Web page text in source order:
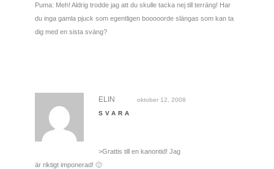
Puma: Meh! Aldrig trodde jag att du skulle tacka nej till terräng! Har
du inga gamla pjuck som egentligen booooorde slängas som kan ta
dig med en sista sväng?
oktober 12, 2008
ELIN
SVARA
>Grattis till en kanontid! Jag
är riktigt imponerad! 🙂